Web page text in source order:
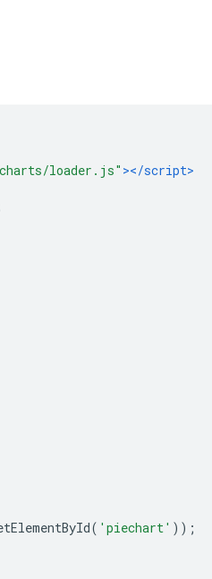
loader.js" ></script>
( 'piechart' ));